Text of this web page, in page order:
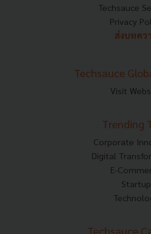
Techsauce
Privacy
ส่งบทคว
Techsauce
Visit
Trending
Corporate
Digital
E-
Startup
Techsauce